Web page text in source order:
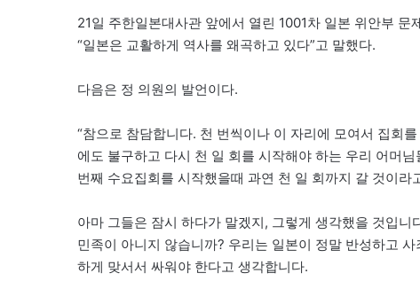
21일 주한일본대사관 앞에서 열린 1001차 일본 위안부
“일본은 교활하게 역사를 왜곡하고 있다”고 말했다.
다음은 정 의원의 발언이다.
“참으로 참담합니다. 천 번씩이나 이 자리에 모여서 집회
에도 불구하고 다시 천 일 회를 시작해야 하는 우리 어머
번째 수요집회를 시작했을때 과연 천 일 회까지 갈 것이라
아마 그들은 잠시 하다가 말겠지, 그렇게 생각했을 것입
민족이 아니지 않습니까? 우리는 일본이 정말 반성하고
하게 맞서서 싸워야 한다고 생각합니다.